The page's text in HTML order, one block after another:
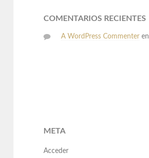
COMENTARIOS RECIENTES
A WordPress Commenteren
META
Acceder